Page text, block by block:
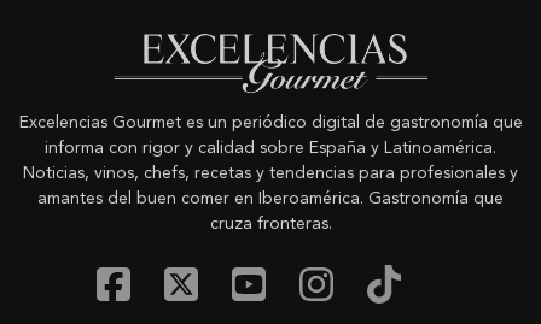
Excelencias Gourmet es un periódico digital de gastronomía que
informa con rigor y calidad sobre España y Latinoamérica.
Noticias, vinos, chefs, recetas y tendencias para profesionales y
amantes del buen comer en Iberoamérica. Gastronomía que
cruza fronteras.